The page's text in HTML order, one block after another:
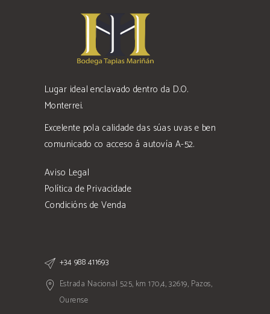
Lugar ideal enclavado dentro da D.O.
Monterrei.
Excelente pola calidade das súas uvas e ben
comunicado co acceso á autovía A-52.
Aviso Legal
Política de Privacidade
Condicións de Venda
+34 988 411693
Estrada Nacional 525, km 170,4, 32619, Pazos,
Ourense